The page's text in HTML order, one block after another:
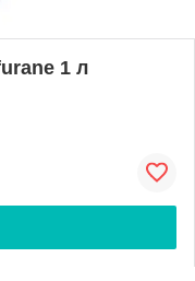
1 л